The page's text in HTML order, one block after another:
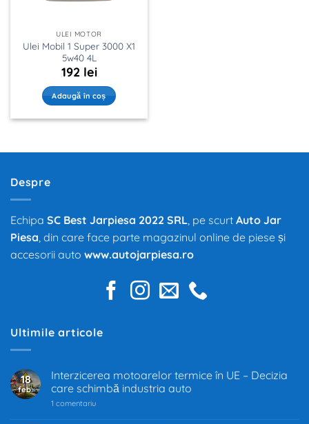
ULEI MOTOR
Ulei Mobil 1 Super 3000 X1
5w40 4L
192 lei
Adaugă în coș
Despre
Echipa SC Best Jarpiesa 2022 SRL , pe scurt Auto Jar
Piesa , din care face parte magazinul online de piese și
accesorii auto www.autojarpiesa.ro
Ultimile articole
18
feb.
Interzicerea motoarelor termice în UE – Decizia
care schimbă industria auto
1 comentariula